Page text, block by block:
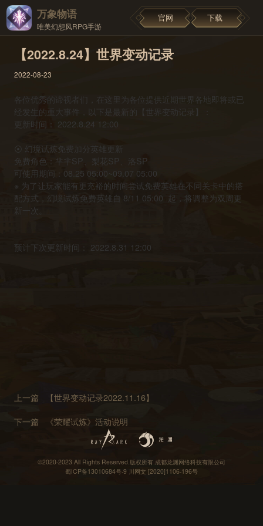
万象物语
唯美幻想风RPG手游
官网 下载
【2022.8.24】世界变动记录
2022-08-23
各位优秀的谛视者们，在这里为各位提供近期世界各地即将或已
经发生的重大事件，以下是最新的【世界变动记录】：
更新时间： 2022.8.24 12:00
⦿ 幻境试炼免费加分英雄更新
免费角色：芈芈SP、梨花SP、洛SP
可使用期间：08.25 05:00~09.07 05:00
※ 为了让玩家能有更充裕的时间尝试免费英雄在不同关卡中的搭
配方式，幻境试炼免费英雄自 8/11 05:00 起，将调整为双周更
新一次。
预计下次更新时间： 2022.8.31 12:00
上一篇 【世界变动记录2022.11.16】
下一篇 《荣耀试炼》活动说明
©2020-2023 All Rights Reserved.版权所有.成都龙渊网络科技有限公司
蜀ICP备13010684号-9 川网文 [2020]1106-196号